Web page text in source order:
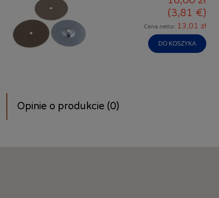
(3,81 €)
Cena netto: 13,01 zł
DO KOSZYKA
Opinie o produkcie (0)